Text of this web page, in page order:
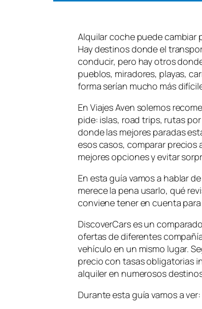
Alquilar coche puede cambiar
Hay destinos donde el
conducir, pero hay otros
pueblos, miradores, playas,
forma serían mucho más
En Viajes Aven solemos
pide: islas, road trips, rutas
donde las mejores paradas
esos casos, comparar
mejores opciones y evitar
En esta guía vamos a hablar
merece la pena usarlo, qué
conviene tener en cuenta
DiscoverCars es un
ofertas de diferentes
vehículo en un mismo lugar.
precio con tasas obligatorias
alquiler en numerosos
Durante esta guía vamos a ver: